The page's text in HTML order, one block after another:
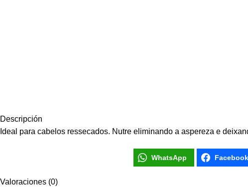
Descripción
Ideal para cabelos ressecados. Nutre eliminando a aspereza e
WhatsApp Facebook
Valoraciones (0)
Twitter